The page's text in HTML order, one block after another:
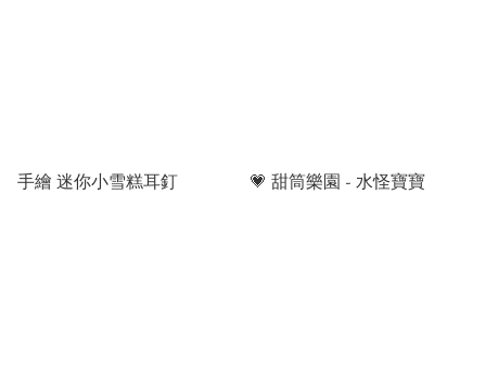
手繪 迷你小雪糕耳釘 💗 甜筒樂園 - 水怪寶寶